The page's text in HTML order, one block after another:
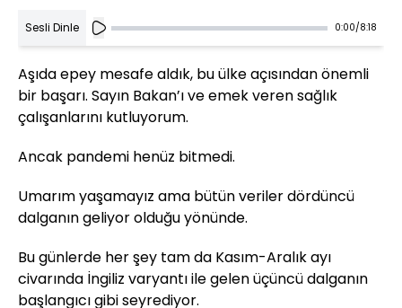
Sesli Dinle 0:00/8:18
Aşıda epey mesafe aldık, bu ülke açısından önemli
bir başarı. Sayın Bakan’ı ve emek veren sağlık
çalışanlarını kutluyorum.
Ancak pandemi henüz bitmedi.
Umarım yaşamayız ama bütün veriler dördüncü
dalganın geliyor olduğu yönünde.
Bu günlerde her şey tam da Kasım-Aralık ayı
civarında İngiliz varyantı ile gelen üçüncü dalganın
başlangıcı gibi seyrediyor.